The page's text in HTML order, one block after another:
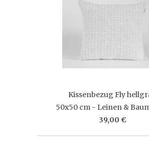
Kissenbezug Fly
50x50 cm - Leinen &
39,00 €